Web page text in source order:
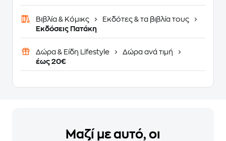
Βιβλία & Κόμικς
Εκδότες & τα βιβλία τους
Εκδόσεις Πατάκη
Δώρα & Είδη Lifestyle
Δώρα ανά τιμή
έως 20€
Μαζί με αυτό, οι